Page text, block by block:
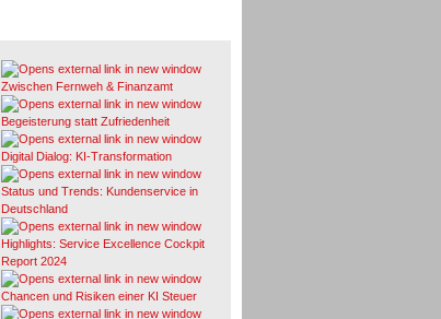
Zwischen Fernweh & Finanzamt
Begeisterung statt Zufriedenheit
Digital Dialog: KI-Transformation
Status und Trends: Kundenservice in
Deutschland
Highlights: Service Excellence Cockpit
Report 2024
Chancen und Risiken einer KI Steuer